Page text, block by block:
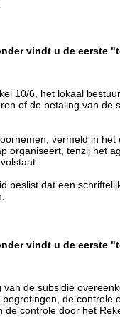
vindt u de eerste
10/6, het lokaal
of de betaling van
vermeld in
organiseert, tenzij het
beslist dat een
vindt u de eerste
de subsidie
de
de controle door het